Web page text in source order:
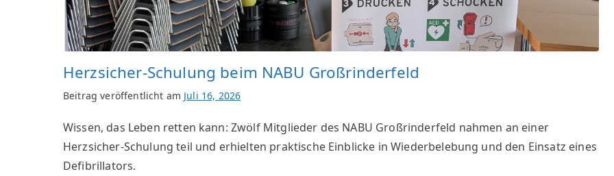
Herzsicher-Schulung beim NABU Großrinderfeld
Beitrag veröffentlicht am Juli 16, 2026
Wissen, das Leben retten kann: Zwölf Mitglieder des NABU Großrinderfeld nahmen an einer
Herzsicher-Schulung teil und erhielten praktische Einblicke in Wiederbelebung und den Einsatz eines
Defibrillators.